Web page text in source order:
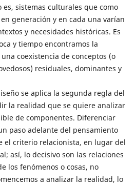
es, sistemas culturales que como
generación y en cada una varían
y necesidades históricas. Es
y tiempo encontramos la
coexistencia de conceptos (o
residuales, dominantes y
se aplica la segunda regla del
la realidad que se quiere analizar
de componentes. Diferenciar
paso adelante del pensamiento
el criterio relacionista, en lugar del
así, lo decisivo son las relaciones
los fenómenos o cosas, no
a analizar la realidad, lo